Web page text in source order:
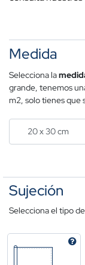
Medida
Selecciona la
grande, tenemos
m2, solo tienes que
Sujeción
Selecciona el tipo de